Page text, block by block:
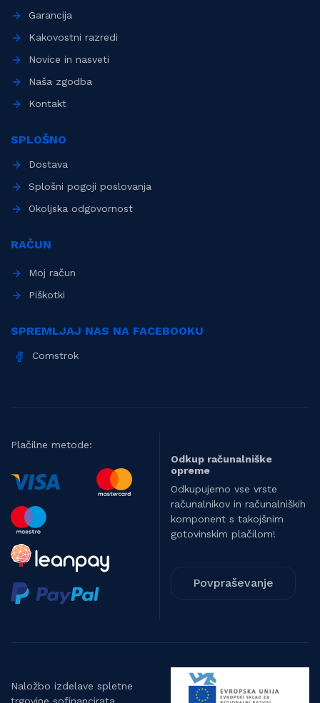
Garancija
Kakovostni razredi
Novice in nasveti
Naša zgodba
Kontakt
SPLOŠNO
Dostava
Splošni pogoji poslovanja
Okoljska odgovornost
RAČUN
Moj račun
Piškotki
SPREMLJAJ NAS NA FACEBOOKU
Comstrok
Plačilne metode:
Odkup računalniške
opreme
Odkupujemo vse vrste
računalnikov in računalniških
komponent s takojšnim
gotovinskim plačilom!
Povpraševanje
Naložbo izdelave spletne